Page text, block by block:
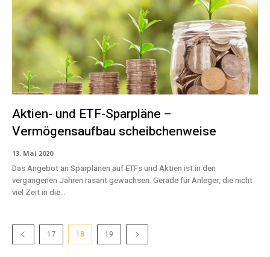
Aktien- und ETF-Sparpläne –
Vermögensaufbau scheibchenweise
13. Mai 2020
Das Angebot an Sparplänen auf ETFs und Aktien ist in den
vergangenen Jahren rasant gewachsen. Gerade für Anleger, die nicht
viel Zeit in die...
17 18 19